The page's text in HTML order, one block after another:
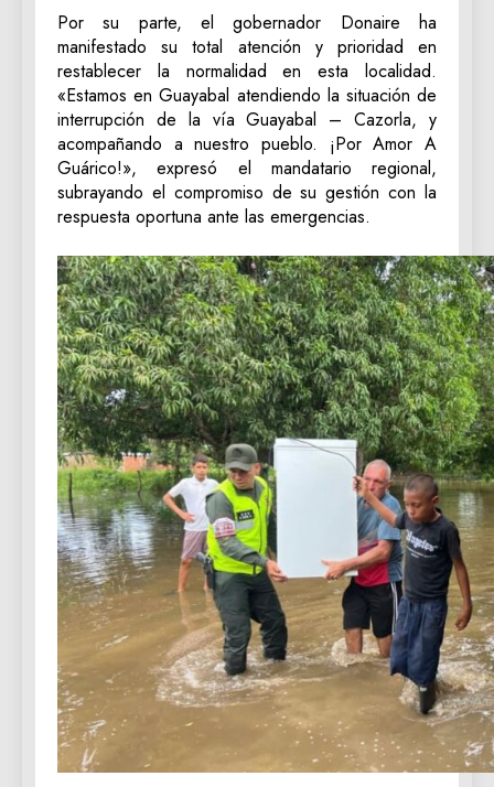
‎Por su parte, el gobernador Donaire ha
manifestado su total atención y prioridad en
restablecer la normalidad en esta localidad.
«Estamos en Guayabal atendiendo la situación de
interrupción de la vía Guayabal – Cazorla, y
acompañando a nuestro pueblo. ¡Por Amor A
Guárico!», expresó el mandatario regional,
subrayando el compromiso de su gestión con la
respuesta oportuna ante las emergencias.